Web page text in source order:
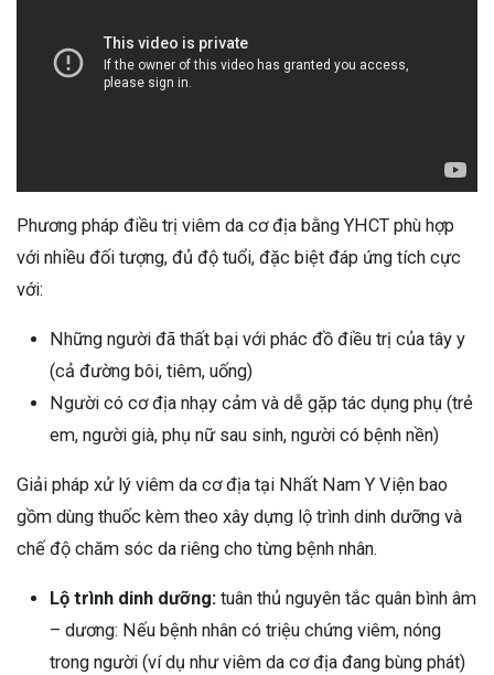
Phương pháp điều trị viêm da cơ địa bằng YHCT phù hợp
với nhiều đối tượng, đủ độ tuổi, đặc biệt đáp ứng tích cực
với:
Những người đã thất bại với phác đồ điều trị của tây y
(cả đường bôi, tiêm, uống)
Người có cơ địa nhạy cảm và dễ gặp tác dụng phụ (trẻ
em, người già, phụ nữ sau sinh, người có bệnh nền)
Giải pháp xử lý viêm da cơ địa tại Nhất Nam Y Viện bao
gồm dùng thuốc kèm theo xây dựng lộ trình dinh dưỡng và
chế độ chăm sóc da riêng cho từng bệnh nhân.
Lộ trình dinh dưỡng: tuân thủ nguyên tắc quân bình âm
– dương: Nếu bệnh nhân có triệu chứng viêm, nóng
trong người (ví dụ như viêm da cơ địa đang bùng phát)